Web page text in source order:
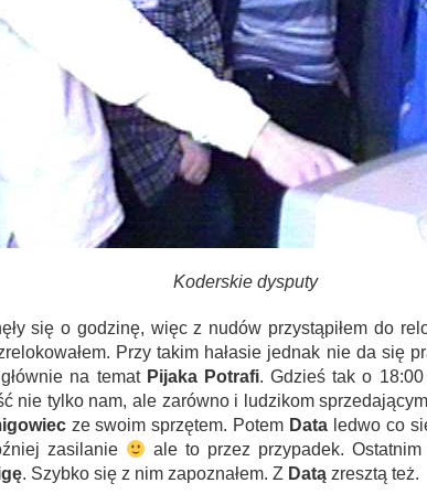
Koderskie dysputy
się o godzinę, więc z nudów przystąpiłem do
Przy takim hałasie jednak nie da się
na temat Pijaka Potrafi. Gdzieś tak o
nie tylko nam, ale zarówno i ludzikom
ze swoim sprzętem. Potem Data ledwo co
zasilanie
ale to przez przypadek.
. Szybko się z nim zapoznałem. Z Datązresztą też.